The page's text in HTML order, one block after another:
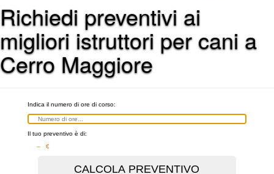
Richiedi preventivi ai
migliori istruttori per cani a
Cerro Maggiore
Indica il numero di ore di corso:
Il tuo preventivo è di:
– €